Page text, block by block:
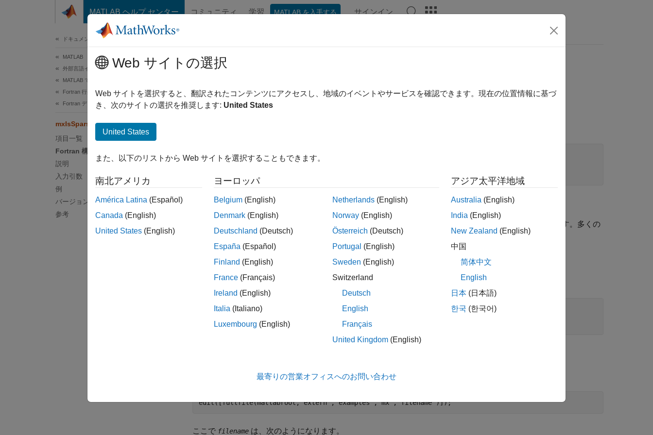
コンテンツへスキップ
MATLAB ヘルプ センター コミュニティ 学習 MATLAB を入手する サインイン
ドキュメンテーションのホーム
MATLAB
外部言語インターフェイス
MATLAB での Fortran
Fortran 行列 API
Fortran データの検証
mxIsSparse (Fortran)
項目一覧
Fortran 構文
説明
入力引数
例
バージョン履歴
参考
mxIsSparse (Fortran)
入力がスパースの mxArray であるかどうかを判別
#include "fintrf.h"
integer*4 mxIsSparse(pm)
説明
を返します。多くの
ルーチン (mxGetIrや mxGetJc など) にはスパースmxArrayが入力として必要です。
入力引数
すべて展開する
pm— MATLAB 配列
mwPointer
例を開くには、次のように入力します。
edit([fullfile(matlabroot,"extern","examples","mx","filename")]);
ここで filename は、次のようになります。
Web サイトの選択
Web サイトを選択すると、翻訳されたコンテンツにアクセスし、地域のイベントやサービスを確認できます。現在の位置情報に基づ
き、次のサイトの選択を推奨します: United States
United States
また、以下のリストから Web サイトを選択することもできます。
南北アメリカ
América Latina (Español)
Canada (English)
United States (English)
ヨーロッパ
Belgium (English)
Denmark (English)
Deutschland (Deutsch)
España (Español)
Finland (English)
France (Français)
Ireland (English)
Italia (Italiano)
Luxembourg (English)
Netherlands (English)
Norway (English)
Österreich (Deutsch)
Portugal (English)
Sweden (English)
Switzerland
Deutsch
English
Français
United Kingdom (English)
アジア太平洋地域
Australia (English)
India (English)
New Zealand (English)
中国
简体中文
English
日本 (日本語)
한국 (한국어)
最寄りの営業オフィスへのお問い合わせ